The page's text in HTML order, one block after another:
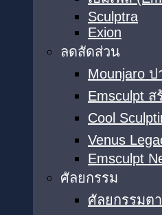
Sculptra
Exion
ลดสัดส่วน
Mounjaro
Emsculpt
Cool
Venus
Emsculpt
ศัลยกรรม
ศัลยกรรมต